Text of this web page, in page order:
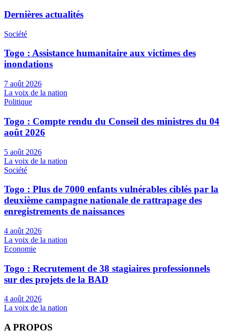
Dernières actualités
Société
Togo : Assistance humanitaire aux victimes des
inondations
7 août 2026
La voix de la nation
Politique
Togo : Compte rendu du Conseil des ministres du 04
août 2026
5 août 2026
La voix de la nation
Société
Togo : Plus de 7000 enfants vulnérables ciblés par la
deuxième campagne nationale de rattrapage des
enregistrements de naissances
4 août 2026
La voix de la nation
Economie
Togo : Recrutement de 38 stagiaires professionnels
sur des projets de la BAD
4 août 2026
La voix de la nation
A PROPOS